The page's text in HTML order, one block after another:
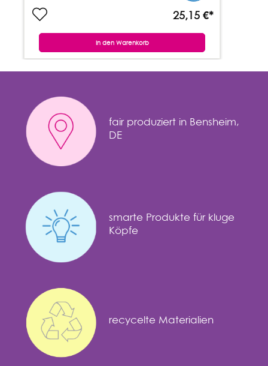
25,15 €*
In den Warenkorb
fair produziert in Bensheim,
DE
smarte Produkte für kluge
Köpfe
recycelte Materialien